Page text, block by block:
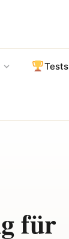
Tests
für